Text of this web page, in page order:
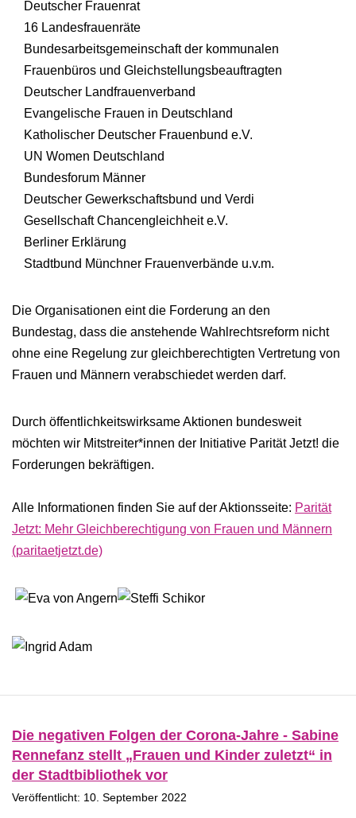
Deutscher Frauenrat
16 Landesfrauenräte
Bundesarbeitsgemeinschaft der kommunalen
Frauenbüros und Gleichstellungsbeauftragten
Deutscher Landfrauenverband
Evangelische Frauen in Deutschland
Katholischer Deutscher Frauenbund e.V.
UN Women Deutschland
Bundesforum Männer
Deutscher Gewerkschaftsbund und Verdi
Gesellschaft Chancengleichheit e.V.
Berliner Erklärung
Stadtbund Münchner Frauenverbände u.v.m.
Die Organisationen eint die Forderung an den
Bundestag, dass die anstehende Wahlrechtsreform nicht
ohne eine Regelung zur gleichberechtigten Vertretung von
Frauen und Männern verabschiedet werden darf.
Durch öffentlichkeitswirksame Aktionen bundesweit
möchten wir Mitstreiter*innen der Initiative Parität Jetzt! die
Forderungen bekräftigen.
Alle Informationen finden Sie auf der Aktionsseite: Parität
Jetzt: Mehr Gleichberechtigung von Frauen und Männern
(paritaetjetzt.de)
Die negativen Folgen der Corona-Jahre - Sabine
Rennefanz stellt „Frauen und Kinder zuletzt“ in
der Stadtbibliothek vor
Veröffentlicht: 10. September 2022